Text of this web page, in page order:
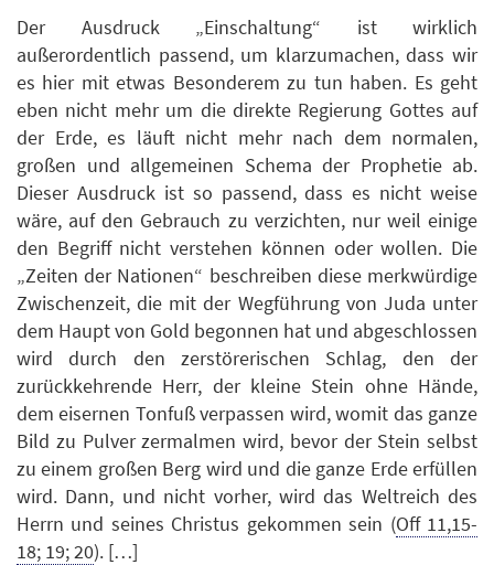
Der Ausdruck „Einschaltung“ ist wirklich
außerordentlich passend, um klarzumachen, dass wir
es hier mit etwas Besonderem zu tun haben. Es geht
eben nicht mehr um die direkte Regierung Gottes auf
der Erde, es läuft nicht mehr nach dem normalen,
großen und allgemeinen Schema der Prophetie ab.
Dieser Ausdruck ist so passend, dass es nicht weise
wäre, auf den Gebrauch zu verzichten, nur weil einige
den Begriff nicht verstehen können oder wollen. Die
„Zeiten der Nationen“ beschreiben diese merkwürdige
Zwischenzeit, die mit der Wegführung von Juda unter
dem Haupt von Gold begonnen hat und abgeschlossen
wird durch den zerstörerischen Schlag, den der
zurückkehrende Herr, der kleine Stein ohne Hände,
dem eisernen Tonfuß verpassen wird, womit das ganze
Bild zu Pulver zermalmen wird, bevor der Stein selbst
zu einem großen Berg wird und die ganze Erde erfüllen
wird. Dann, und nicht vorher, wird das Weltreich des
Herrn und seines Christus gekommen sein (Off 11,15-
18; 19; 20). […]